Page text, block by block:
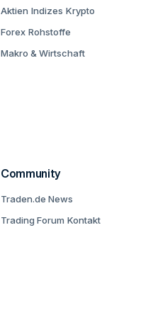
Aktien Indizes Krypto
Forex Rohstoffe
Makro & Wirtschaft
Community
Traden.de News
Trading Forum Kontakt